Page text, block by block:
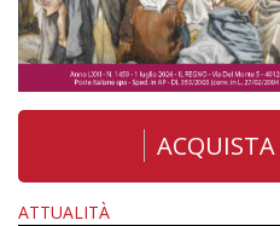
ACQUISTA
ATTUALITÀ